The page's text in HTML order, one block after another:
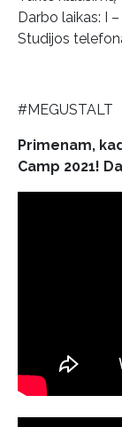
Darbo laikas: I
Studijos
#MEGUSTALT
Primenam,
Camp 2021!